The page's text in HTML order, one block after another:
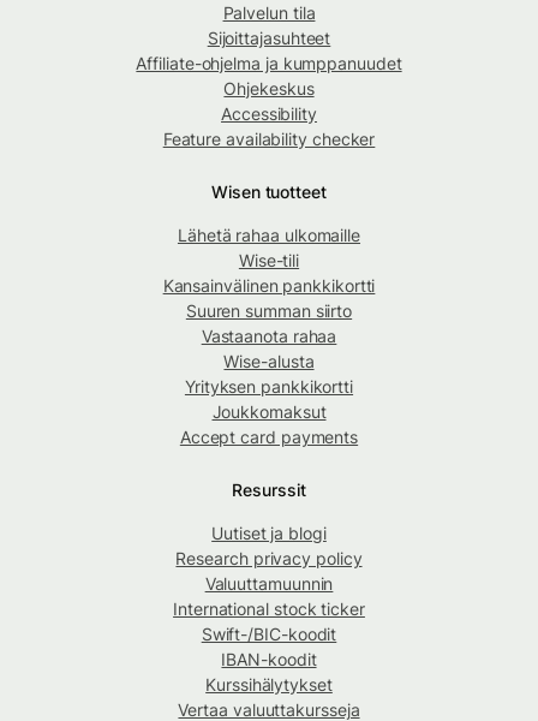
Palvelun tila
Sijoittajasuhteet
Affiliate-ohjelma ja kumppanuudet
Ohjekeskus
Accessibility
Feature availability checker
Wisen tuotteet
Lähetä rahaa ulkomaille
Wise-tili
Kansainvälinen pankkikortti
Suuren summan siirto
Vastaanota rahaa
Wise-alusta
Yrityksen pankkikortti
Joukkomaksut
Accept card payments
Resurssit
Uutiset ja blogi
Research privacy policy
Valuuttamuunnin
International stock ticker
Swift-/BIC-koodit
IBAN-koodit
Kurssihälytykset
Vertaa valuuttakursseja